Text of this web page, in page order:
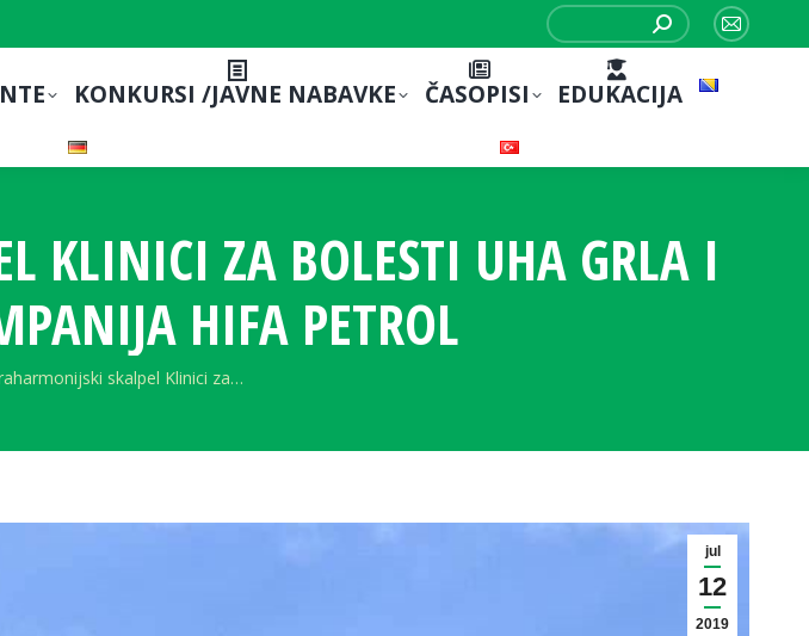
Search:
Mail
KONKURSI /JAVNE NABAVKE ČASOPISI EDUKACIJA
KLINICI ZA BOLESTI UHA GRLA I
HIFA PETROL
skalpel Klinici za…
jul
12
2019